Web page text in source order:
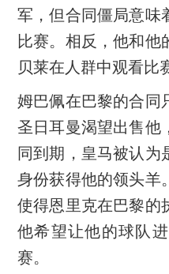
军，但合同僵局意味
比赛。相反，他和他
贝莱在人群中观看比
姆巴佩在巴黎的合同
圣日耳曼渴望出售他
同到期，皇马被认为
身份获得他的领头羊
使得恩里克在巴黎的
他希望让他的球队
赛。